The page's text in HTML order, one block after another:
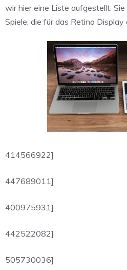
wir hier eine Liste aufgestellt.
Spiele, die für das Retina Display
414566922]
447689011]
400975931]
442522082]
505730036]